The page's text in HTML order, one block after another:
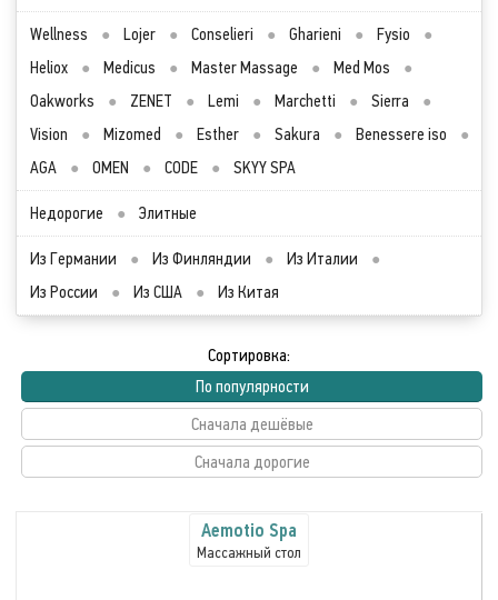
Wellness ● Lojer ● Conselieri ● Gharieni ● Fysio
●
Heliox
● Medicus ● Master Massage ● Med Mos
●
Oakworks
● ZENET ● Lemi ● Marchetti ● Sierra
●
Vision
● Mizomed ● Esther ● Sakura ● Benessere iso
●
AGA
● OMEN ● CODE ● SKYY SPA
Недорогие ● Элитные
Из Германии ● Из Финляндии ● Из Италии
●
Из России
● Из США ● Из Китая
Сортировка:
По популярности
Сначала дешёвые
Сначала дорогие
Aemotio Spa
Массажный стол